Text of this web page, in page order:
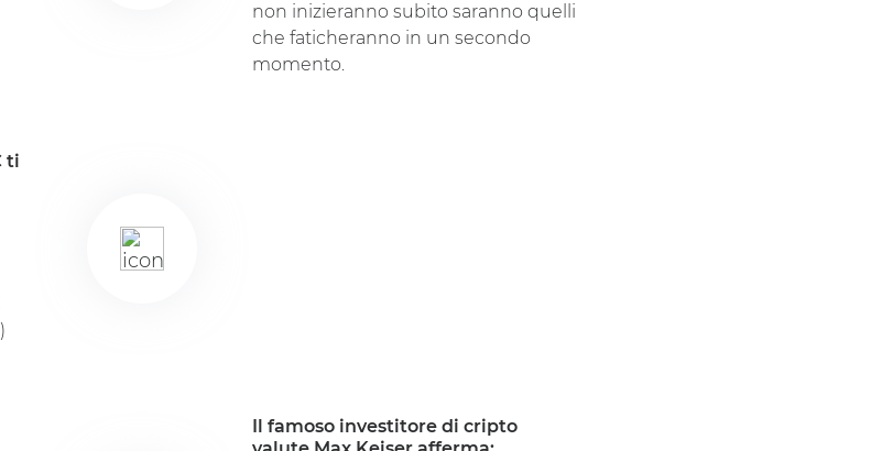
non inizieranno subito saranno quelli
che faticheranno in un secondo
momento.
ti
Il famoso investitore di cripto